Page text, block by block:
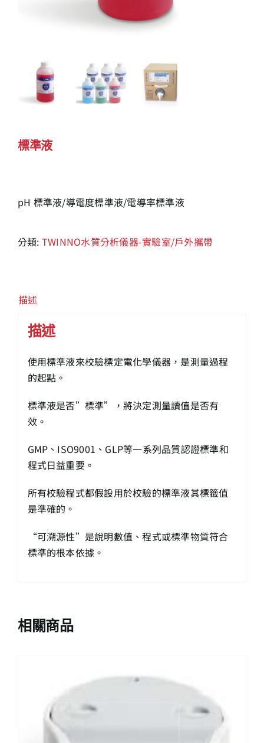
標準液
pH 標準液/導電度標準液/電導率標準液
分類: TWINNO水質分析儀器-實驗室/戶外攜帶
描述
描述
使用標準液來校驗標定電化學儀器，是測量過程
的起點。
標準液是否”標準”，將決定測量讀值是否有
效。
GMP、ISO9001、GLP等一系列品質認證標準和
程式日益重要。
所有校驗程式都假設用於校驗的標準液其標籤值
是準確的。
“可溯源性”是說明數值、程式或標準物質符合
標準的根本依據。
相關商品